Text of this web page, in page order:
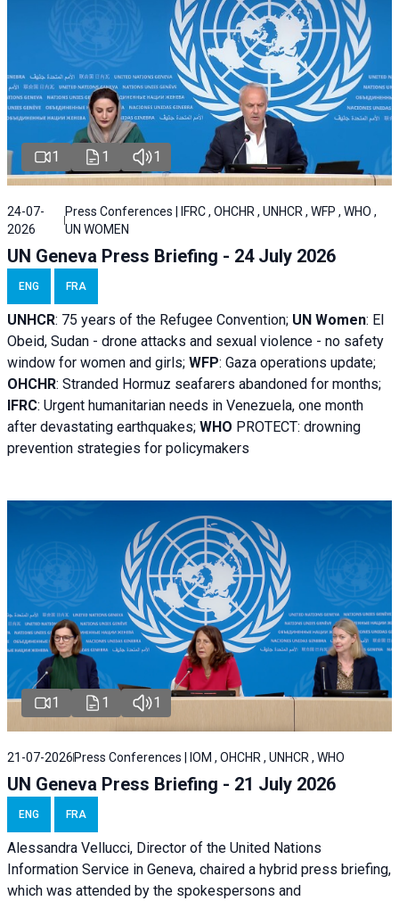
1 1 1
24-07-
2026
Press Conferences | IFRC , OHCHR , UNHCR , WFP , WHO ,
UN WOMEN
UN Geneva Press Briefing - 24 July 2026
ENG FRA
UNHCR: 75 years of the Refugee Convention; UN Women: El
Obeid, Sudan - drone attacks and sexual violence - no safety
window for women and girls; WFP: Gaza operations update;
OHCHR: Stranded Hormuz seafarers abandoned for months;
IFRC: Urgent humanitarian needs in Venezuela, one month
after devastating earthquakes; WHO PROTECT: drowning
prevention strategies for policymakers
1 1 1
21-07-2026 Press Conferences | IOM , OHCHR , UNHCR , WHO
UN Geneva Press Briefing - 21 July 2026
ENG FRA
Alessandra Vellucci, Director of the United Nations
Information Service in Geneva, chaired a hybrid press briefing,
which was attended by the spokespersons and